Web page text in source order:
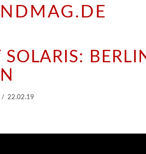
SOLARIS:
22.02.19